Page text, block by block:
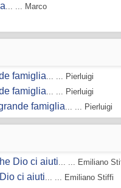
... ... Marco
famiglia... ... Pierluigi
famiglia... ... Pierluigi
famiglia... ... Pierluigi
Dio ci aiuti... ... Emiliano
ci aiuti... ... Emiliano Stiffi